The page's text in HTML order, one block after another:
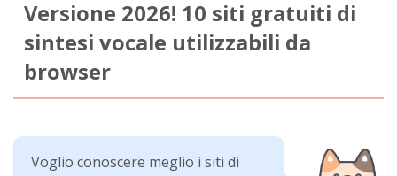
Versione 2026! 10 siti gratuiti di
sintesi vocale utilizzabili da
browser
Voglio conoscere meglio i siti di